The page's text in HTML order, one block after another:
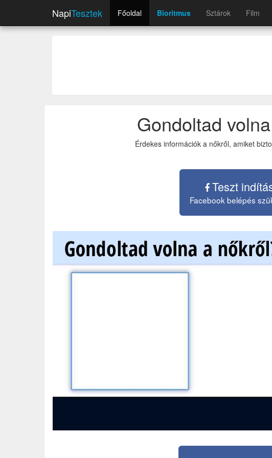
NapiTesztek Főoldal Bioritmus Sztárok Film
Gondoltad
Érdekes információk a nőkről, amiket
Teszt
Facebook belépés